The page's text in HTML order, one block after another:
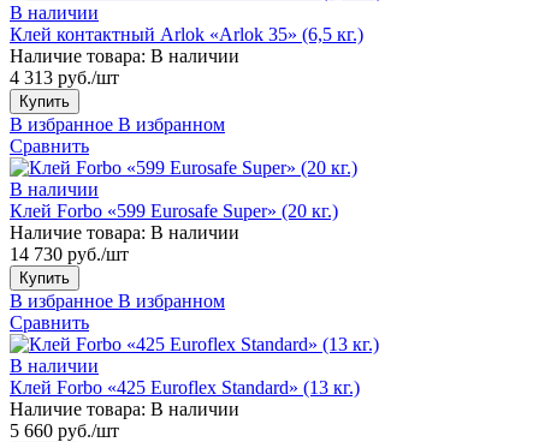
В наличии
Клей контактный Arlok «Arlok 35» (6,5 кг.)
Наличие товара: В наличии
4 313 руб./шт
Купить
В избранное В избранном
Сравнить
В наличии
Клей Forbo «599 Eurosafe Super» (20 кг.)
Наличие товара: В наличии
14 730 руб./шт
Купить
В избранное В избранном
Сравнить
В наличии
Клей Forbo «425 Euroflex Standard» (13 кг.)
Наличие товара: В наличии
5 660 руб./шт